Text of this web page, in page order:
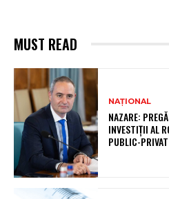
MUST READ
NAȚIONAL
NAZARE:
INVESTIȚII AL
PUBLIC-PRIVAT